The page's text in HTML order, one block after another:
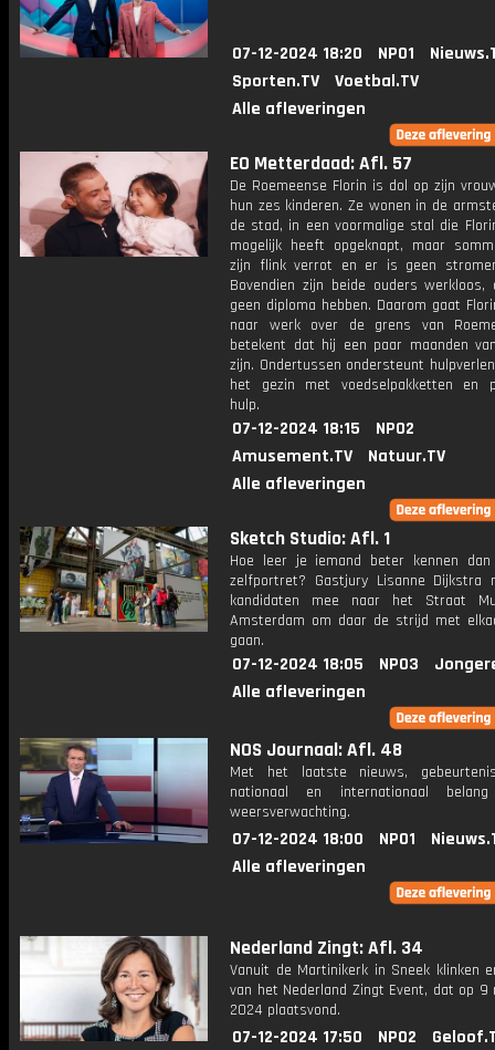
07-12-2024 18:20 NPO1
Sporten.TV
Voetbal.TV
Alle afleveringen
EO Metterdaad: Afl. 57
De Roemeense Florin is dol op zijn
hun zes kinderen. Ze wonen in de
de stad, in een voormalige stal die
mogelijk heeft opgeknapt, maar
zijn flink verrot en er is geen
Bovendien zijn beide ouders werkloos,
geen diploma hebben. Daarom gaat
naar werk over de grens van
betekent dat hij een paar maanden
zijn. Ondertussen ondersteunt
het gezin met voedselpakketten en
hulp.
07-12-2024 18:15
NPO2
Amusement.TV
Natuur.TV
Alle afleveringen
Sketch Studio: Afl. 1
Hoe leer je iemand beter kennen
zelfportret? Gastjury Lisanne Dijkstra
kandidaten mee naar het Straat
Amsterdam om daar de strijd met
gaan.
07-12-2024 18:05 NPO3
Alle afleveringen
NOS Journaal: Afl. 48
Met het laatste nieuws,
nationaal en internationaal
weersverwachting.
07-12-2024 18:00 NPO1
Alle afleveringen
Nederland Zingt: Afl. 34
Vanuit de Martinikerk in Sneek klinken
van het Nederland Zingt Event, dat op 9
2024 plaatsvond.
07-12-2024 17:50 NPO2